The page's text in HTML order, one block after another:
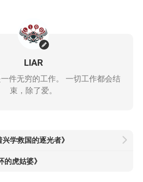
LIAR
件无穷的工作。 一切工作都会结
束，除了爱。
学救国的逐光者》
虎姑婆》